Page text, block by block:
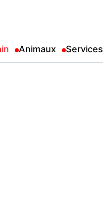
Animaux Services